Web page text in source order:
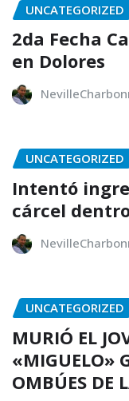
UNCATEGORIZED
2da Fecha
en Dolores
UNCATEGORIZED
Intentó
cárcel
UNCATEGORIZED
MURIÓ EL
«MIGUELO»
OMBÚES DE